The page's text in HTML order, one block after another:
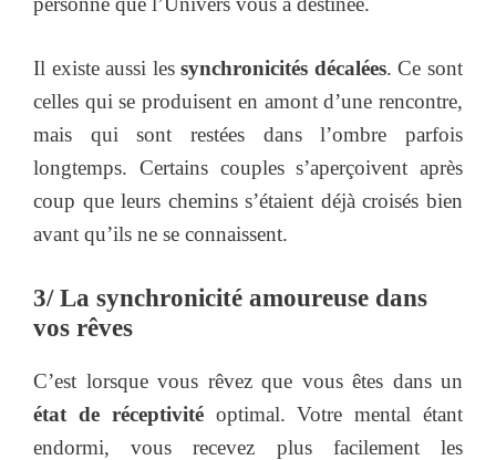
Il existe aussi lessynchronicités décalées. Ce sont
celles qui se produisent en amont d’une rencontre,
mais qui sont restées dans l’ombre parfois
longtemps. Certains couples s’aperçoivent après
coup que leurs chemins s’étaient déjà croisés bien
avant qu’ils ne se connaissent.
3/ La synchronicité amoureuse dans
vos rêves
C’est lorsque vous rêvez que vous êtes dans un
état de réceptivitéoptimal. Votre mental étant
endormi, vous recevez plus facilement les